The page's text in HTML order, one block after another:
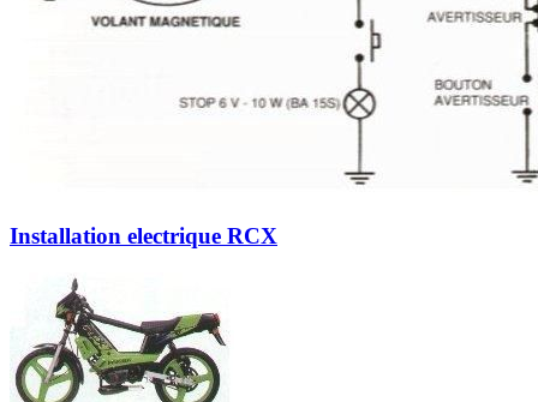
Installation electrique RCX